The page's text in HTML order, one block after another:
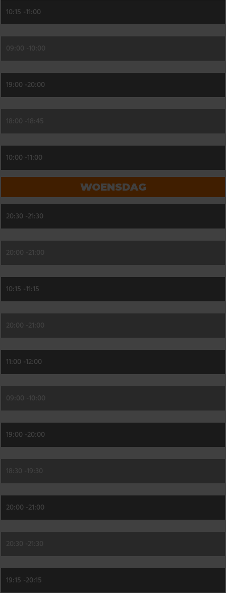
10:15 -11:00
09:00 - 10:00
19:00 -20:00
18:00 - 18:45
10:00 -11:00
WOENSDAG
20:30 -21:30
20:00 - 21:00
10:15 -11:15
20:00 - 21:00
11:00 -12:00
09:00 - 10:00
19:00 -20:00
18:30 - 19:30
20:00 -21:00
20:30 - 21:30
19:15 -20:15